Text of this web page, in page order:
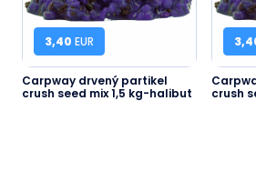
3,40 EUR
Carpway drvený partikel
crush seed mix 1,5 kg-halibut
crush